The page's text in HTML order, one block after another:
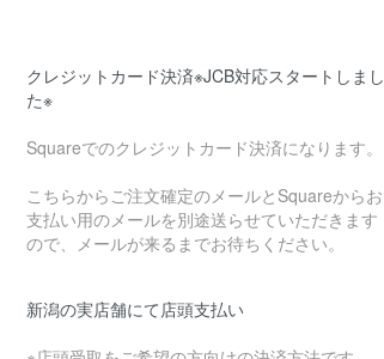
クレジットカード決済※JCB対応スタートしまし
た※
Squareでのクレジットカード決済になります。
こちらからご注文確定のメールとSquareからお
支払い用のメールを別途送らせていただきます
ので、メールが来るまでお待ちください。
新潟の実店舗にて店頭支払い